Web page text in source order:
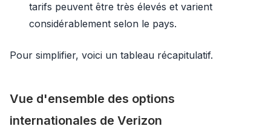
tarifs peuvent être très élevés et varient
considérablement selon le pays.
Pour simplifier, voici un tableau récapitulatif.
Vue d'ensemble des options
internationales de Verizon